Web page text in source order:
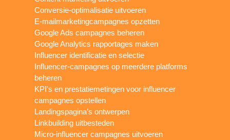
Conversie-optimalisatie uitvoeren
E-mailmarketingcampagnes opzetten
Google Ads campagnes beheren
Google Analytics rapportages maken
Influencer identificatie en selectie
Influencer-campagnes op meerdere platforms
beheren
KPI's en prestatiemetingen voor influencer
campagnes opstellen
Landingspagina’s ontwerpen
Linkbuilding uitbesteden
Micro-influencer campagnes uitvoeren